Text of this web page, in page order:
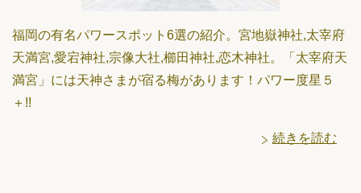
福岡の有名パワースポット6選の紹介。宮地嶽神社,​太宰府
天満宮,愛宕神社,宗像大社,櫛田神社,恋木神社。「太宰府天
満宮」には天神さまが宿る梅があります！パワー度星５
＋!!
続きを読む